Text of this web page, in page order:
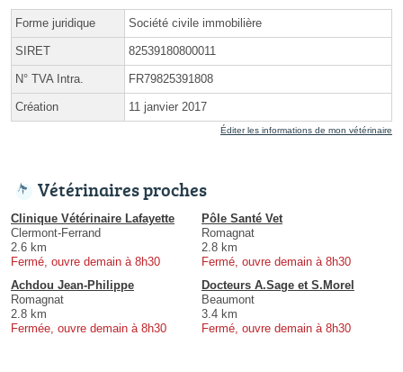
Forme juridique Société civile immobilière
SIRET 82539180800011
N° TVA Intra. FR79825391808
Création 11 janvier 2017
Éditer les informations de mon vétérinaire
Vétérinaires proches
Clinique Vétérinaire Lafayette
Clermont-Ferrand
2.6 km
Fermé, ouvre demain à 8h30
Pôle Santé Vet
Romagnat
2.8 km
Fermé, ouvre demain à 8h30
Achdou Jean-Philippe
Romagnat
2.8 km
Fermée, ouvre demain à 8h30
Docteurs A.Sage et S.Morel
Beaumont
3.4 km
Fermé, ouvre demain à 8h30